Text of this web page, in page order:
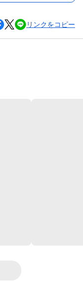
リンクをコピー